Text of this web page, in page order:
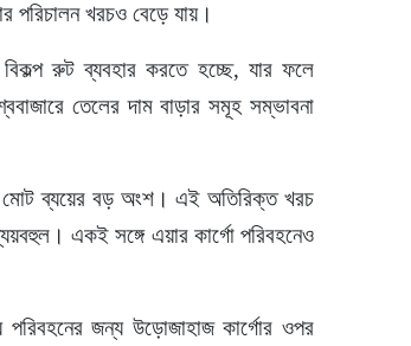
পরিচালন খরচও বেড়ে যায়।
রুট ব্যবহার করতে হচ্ছে, যার ফলে
তেলের দাম বাড়ার সমূহ সম্ভাবনা
মোট ব্যয়ের বড় অংশ। এই অতিরিক্ত খরচ
একই সঙ্গে এয়ার কার্গো পরিবহনেও
পরিবহনের জন্য উড়োজাহাজ কার্গোর ওপর